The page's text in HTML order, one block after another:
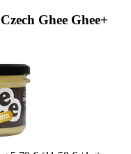
Ghee Ghee+